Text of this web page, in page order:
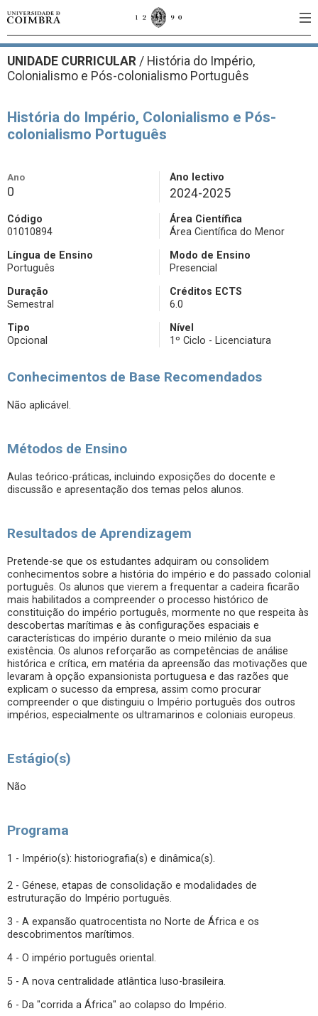
UNIDADE CURRICULAR / História do Império,
Colonialismo e Pós-colonialismo Português
História do Império, Colonialismo e Pós-
colonialismo Português
Ano
0
Ano lectivo
2024-2025
Código
01010894
Área Científica
Área Científica do Menor
Língua de Ensino
Português
Modo de Ensino
Presencial
Duração
Semestral
Créditos ECTS
6.0
Tipo
Opcional
Nível
1º Ciclo - Licenciatura
Conhecimentos de Base Recomendados
Não aplicável.
Métodos de Ensino
Aulas teórico-práticas, incluindo exposições do docente e
discussão e apresentação dos temas pelos alunos.
Resultados de Aprendizagem
Pretende-se que os estudantes adquiram ou consolidem
conhecimentos sobre a história do império e do passado colonial
português. Os alunos que vierem a frequentar a cadeira ficarão
mais habilitados a compreender o processo histórico de
constituição do império português, mormente no que respeita às
descobertas marítimas e às configurações espaciais e
características do império durante o meio milénio da sua
existência. Os alunos reforçarão as competências de análise
histórica e crítica, em matéria da apreensão das motivações que
levaram à opção expansionista portuguesa e das razões que
explicam o sucesso da empresa, assim como procurar
compreender o que distinguiu o Império português dos outros
impérios, especialmente os ultramarinos e coloniais europeus.
Estágio(s)
Não
Programa
1 - Império(s): historiografia(s) e dinâmica(s).
2 - Génese, etapas de consolidação e modalidades de
estruturação do Império português.
3 - A expansão quatrocentista no Norte de África e os
descobrimentos marítimos.
4 - O império português oriental.
5 - A nova centralidade atlântica luso-brasileira.
6 - Da "corrida a África" ao colapso do Império.